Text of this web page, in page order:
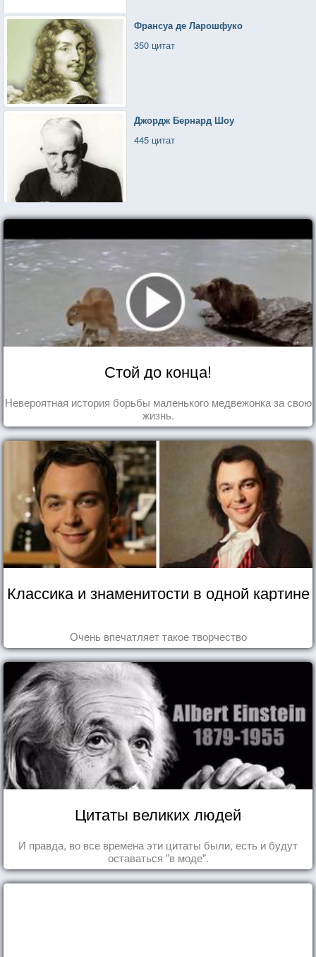
Франсуа де Ларошфуко
350 цитат
Джордж Бернард Шоу
445 цитат
Стой до конца!
Невероятная история борьбы маленького медвежонка за свою
жизнь.
Классика и знаменитости в одной картине
Очень впечатляет такое творчество
Цитаты великих людей
И правда, во все времена эти цитаты были, есть и будут
оставаться "в моде".